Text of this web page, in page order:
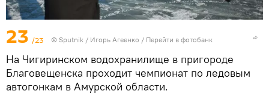
23 /23 © Sputnik / Игорь Агеенко / Перейти в фотобанк
На Чигиринском водохранилище в пригороде
Благовещенска проходит чемпионат по ледовым
автогонкам в Амурской области.